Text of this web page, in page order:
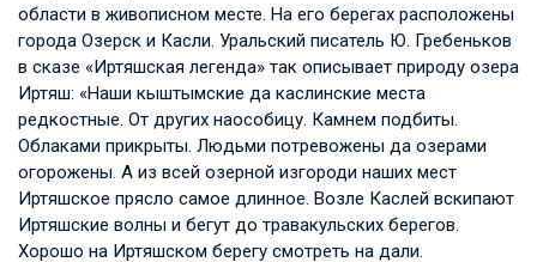
области в живописном месте. На его берегах расположены
города Озерск и Касли. Уральский писатель Ю. Гребеньков
в сказе «Иртяшская легенда» так описывает природу озера
Иртяш: «Наши кыштымские да каслинские места
редкостные. От других наособицу. Камнем подбиты.
Облаками прикрыты. Людьми потревожены да озерами
огорожены. А из всей озерной изгороди наших мест
Иртяшское прясло самое длинное. Возле Каслей вскипают
Иртяшские волны и бегут до травакульских берегов.
Хорошо на Иртяшском берегу смотреть на дали.